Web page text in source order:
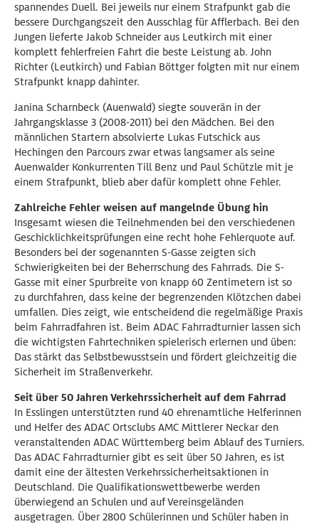
spannendes Duell. Bei jeweils nur einem Strafpunkt gab die
bessere Durchgangszeit den Ausschlag für Afflerbach. Bei den
Jungen lieferte Jakob Schneider aus Leutkirch mit einer
komplett fehlerfreien Fahrt die beste Leistung ab. John
Richter (Leutkirch) und Fabian Böttger folgten mit nur einem
Strafpunkt knapp dahinter.
Janina Scharnbeck (Auenwald) siegte souverän in der
Jahrgangsklasse 3 (2008-2011) bei den Mädchen. Bei den
männlichen Startern absolvierte Lukas Futschick aus
Hechingen den Parcours zwar etwas langsamer als seine
Auenwalder Konkurrenten Till Benz und Paul Schützle mit je
einem Strafpunkt, blieb aber dafür komplett ohne Fehler.
Zahlreiche Fehler weisen auf mangelnde Übung hin
Insgesamt wiesen die Teilnehmenden bei den verschiedenen
Geschicklichkeitsprüfungen eine recht hohe Fehlerquote auf.
Besonders bei der sogenannten S-Gasse zeigten sich
Schwierigkeiten bei der Beherrschung des Fahrrads. Die S-
Gasse mit einer Spurbreite von knapp 60 Zentimetern ist so
zu durchfahren, dass keine der begrenzenden Klötzchen dabei
umfallen. Dies zeigt, wie entscheidend die regelmäßige Praxis
beim Fahrradfahren ist. Beim ADAC Fahrradturnier lassen sich
die wichtigsten Fahrtechniken spielerisch erlernen und üben:
Das stärkt das Selbstbewusstsein und fördert gleichzeitig die
Sicherheit im Straßenverkehr.
Seit über 50 Jahren Verkehrssicherheit auf dem Fahrrad
In Esslingen unterstützten rund 40 ehrenamtliche Helferinnen
und Helfer des ADAC Ortsclubs AMC Mittlerer Neckar den
veranstaltenden ADAC Württemberg beim Ablauf des Turniers.
Das ADAC Fahrradturnier gibt es seit über 50 Jahren, es ist
damit eine der ältesten Verkehrssicherheitsaktionen in
Deutschland. Die Qualifikationswettbewerbe werden
überwiegend an Schulen und auf Vereinsgeländen
ausgetragen. Über 2800 Schülerinnen und Schüler haben in